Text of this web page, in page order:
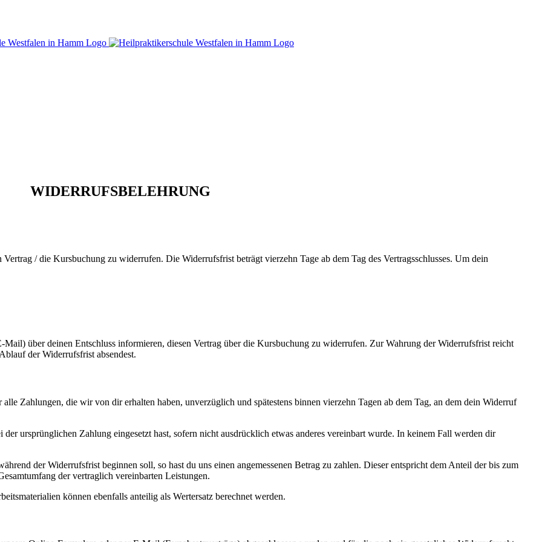
WIDERRUFSBELEHRUNG
/ die Kursbuchung zu widerrufen. Die Widerrufsfrist beträgt vierzehn Tage ab dem Tag des Vertragsschlusses. Um dein
über deinen Entschluss informieren, diesen Vertrag über die Kursbuchung zu widerrufen. Zur Wahrung der Widerrufsfrist reicht
der Widerrufsfrist absendest.
Zahlungen, die wir von dir erhalten haben, unverzüglich und spätestens binnen vierzehn Tagen ab dem Tag, an dem dein Widerruf
ursprünglichen Zahlung eingesetzt hast, sofern nicht ausdrücklich etwas anderes vereinbart wurde. In keinem Fall werden dir
der Widerrufsfrist beginnen soll, so hast du uns einen angemessenen Betrag zu zahlen. Dieser entspricht dem Anteil der bis zum
der vertraglich vereinbarten Leistungen.
können ebenfalls anteilig als Wertersatz berechnet werden.